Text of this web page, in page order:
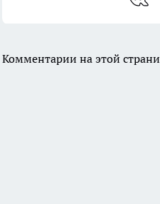
Комментарии на этой